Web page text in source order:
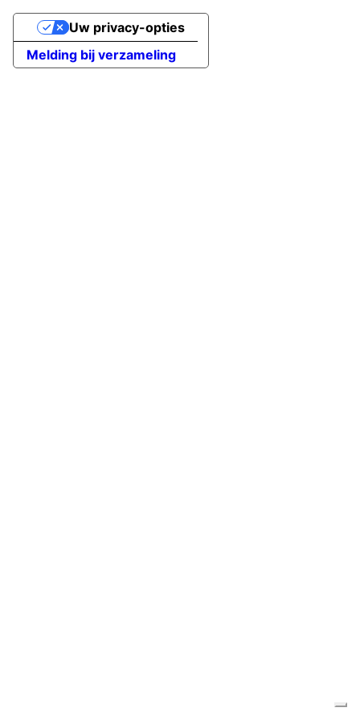
Melding bij verzameling
Uw privacy-opties